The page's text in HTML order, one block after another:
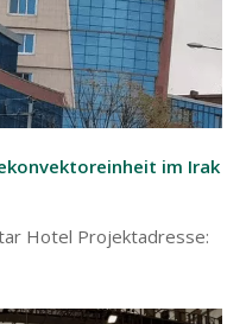
im Irak
Hotel Projektadresse: